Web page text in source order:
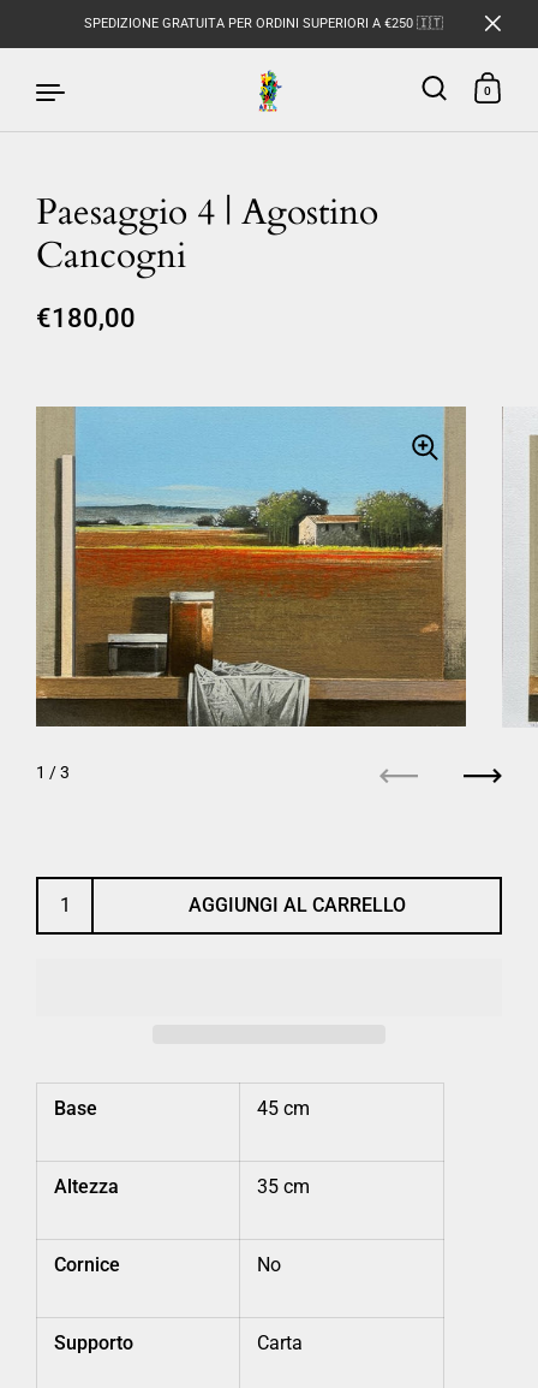
Passa ai contenuti
SPEDIZIONE GRATUITA PER ORDINI SUPERIORI A €250 🇮🇹
0
Paesaggio 4 | Agostino
Cancogni
€180,00
AGGIUNGI AL CARRELLO
1 / 3
Base 45 cm
Altezza 35 cm
Cornice No
Supporto Carta